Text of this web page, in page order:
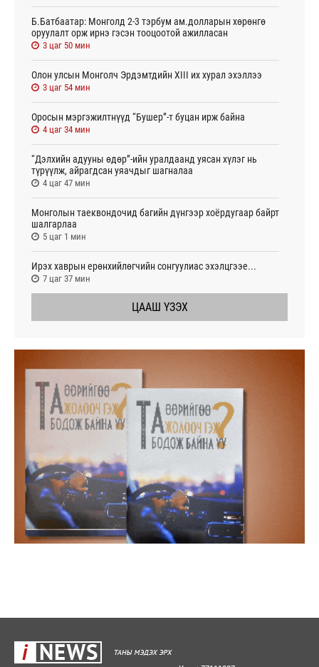
Б.Батбаатар: Монголд 2-3 тэрбум ам.долларын хөрөнгө
оруулалт орж ирнэ гэсэн тооцоотой ажилласан
3 цаг 50 мин
Олон улсын Монголч Эрдэмтдийн XIII их хурал эхэллээ
3 цаг 54 мин
Оросын мэргэжилтнүүд “Бушер”-т буцан ирж байна
4 цаг 34 мин
“Дэлхийн адууны өдөр”-ийн уралдаанд уясан хүлэг нь
түрүүлж, айрагдсан уяачдыг шагналаа
4 цаг 47 мин
Монголын таеквондочид багийн дүнгээр хоёрдугаар байрт
шалгарлаа
5 цаг 1 мин
Ирэх хаврын ерөнхийлөгчийн сонгуулиас эхэлцгээе...
7 цаг 37 мин
ЦААШ ҮЗЭХ